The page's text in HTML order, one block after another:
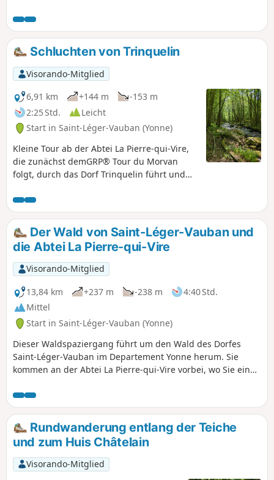
Gewässer genießen kann. Außerdem kann man dank eines
angelegten Weges ein Moor entdecken.
Schluchten von Trinquelin
Visorando-Mitglied
6,91 km
+144 m
-153 m
2:25 Std.
Leicht
Start in Saint-Léger-Vauban (Yonne)
Kleine Tour ab der Abtei La Pierre-qui-Vire,
die zunächst demGRP® Tour du Morvan
folgt, durch das Dorf Trinquelin führt und
befindet sich auf dem Gebiet von Saint-
Léger-Vauban, ist aber auch von Saint-
Agnan aus zu erreichen.
Der Wald von Saint-Léger-Vauban und
die Abtei La Pierre-qui-Vire
Visorando-Mitglied
13,84 km
+237 m -238 m
4:40 Std.
Mittel
Start in Saint-Léger-Vauban (Yonne)
Dieser Waldspaziergang führt um den Wald des Dorfes
Saint-Léger-Vauban im Departement Yonne herum. Sie
kommen an der Abtei La Pierre-qui-Vire vorbei, wo Sie eine
ist, wie der Name schon sagt, der Geburtsort von Marschall
Vauban, dem berühmten französischen Militäringenieur.
Auf dem Dorfplatz befindet sich ein kleines Museum. Der
erste Abschnitt (bis zur Abtei) folgt der gelb-roten
Markierung des GRP® Tour du Morvan.
Rundwanderung entlang der Teiche
und zum Huis Châtelain
Visorando-Mitglied